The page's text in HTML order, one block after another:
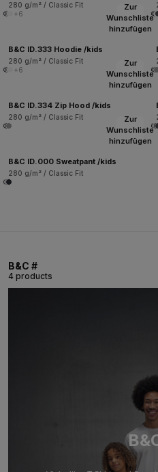
280 g/m² / Classic Fit
+6
Zur
Wunschliste
hinzufügen
B&C ID.333 Hoodie /kids
280 g/m² / Classic Fit
+6
Zur
Wunschliste
hinzufügen
B&C ID.334 Zip Hood /kids
280 g/m² / Classic Fit
Zur
Wunschliste
hinzufügen
B&C ID.000 Sweatpant /kids
280 g/m² / Classic Fit
B&C #
4 products